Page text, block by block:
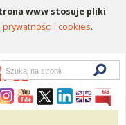
www stosuje pliki
prywatności i cookies.